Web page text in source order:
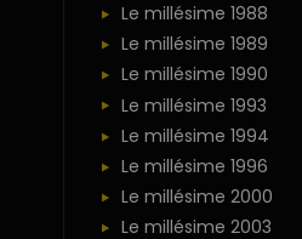
Le millésime 1988
Le millésime 1989
Le millésime 1990
Le millésime 1993
Le millésime 1994
Le millésime 1996
Le millésime 2000
Le millésime 2003